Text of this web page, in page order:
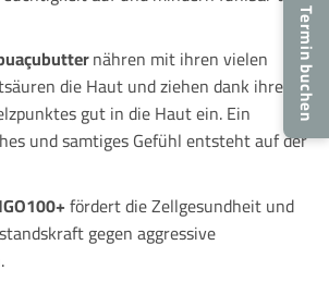
Termin buchen
nähren mit ihren vielen
die Haut und ziehen dank ihres
gut in die Haut ein. Ein
und samtiges Gefühl entsteht auf der
fördert die Zellgesundheit und
gegen aggressive